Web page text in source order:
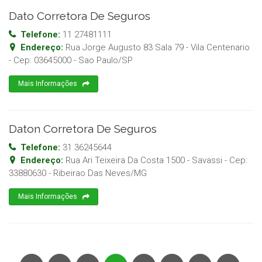
Dato Corretora De Seguros
Telefone: 11 27481111
Endereço: Rua Jorge Augusto 83 Sala 79 - Vila Centenario
- Cep: 03645000 - Sao Paulo/SP
Mais Informações
Daton Corretora De Seguros
Telefone: 31 36245644
Endereço: Rua Ari Teixeira Da Costa 1500 - Savassi - Cep:
33880630 - Ribeirao Das Neves/MG
Mais Informações